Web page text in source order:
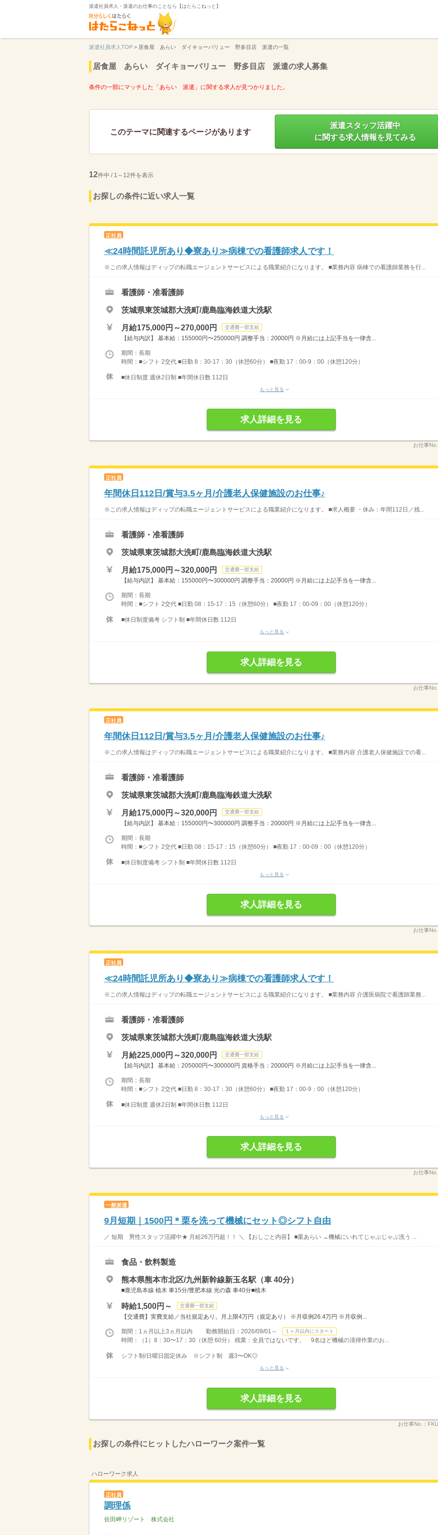
派遣社員求人・派遣のお仕事のことなら【はたらこねっと】
派遣社員求人TOP > 居食屋 あらい ダイキョーバリュー 野多目店 派遣の一覧
居食屋 あらい ダイキョーバリュー 野多目店 派遣の求人募集
条件の一部にマッチした「あらい 派遣」に関する求人が見つかりました。
このテーマに関連するページがあります
派遣スタッフ活躍中
に関する求人情報を見てみる
12件中 / 1～12件を表示
お探しの条件に近い求人一覧
正社員
≪24時間託児所あり◆寮あり≫病棟での看護師求人です！
※この求人情報はディップの転職エージェントサービスによる職業紹介になります。 ■業務内容 病棟での看護師業務を行...
看護師・准看護師
茨城県東茨城郡大洗町/鹿島臨海鉄道大洗駅
月給175,000円～270,000円 交通費一部支給
【給与内訳】 基本給：155000円〜250000円 調整手当：20000円 ※月給には上記手当を一律含...
期間：長期
時間：■シフト 2交代 ■日勤 8：30-17：30（休憩60分） ■夜勤 17：00-9：00（休憩120分）
■休日制度 週休2日制 ■年間休日数 112日
もっと見る
求人詳細を見る
お仕事No.
正社員
年間休日112日/賞与3.5ヶ月/介護老人保健施設のお仕事♪
※この求人情報はディップの転職エージェントサービスによる職業紹介になります。 ■求人概要 ・休み：年間112日／残...
看護師・准看護師
茨城県東茨城郡大洗町/鹿島臨海鉄道大洗駅
月給175,000円～320,000円 交通費一部支給
【給与内訳】 基本給：155000円〜300000円 調整手当：20000円 ※月給には上記手当を一律含...
期間：長期
時間：■シフト 2交代 ■日勤 08：15-17：15（休憩60分） ■夜勤 17：00-09：00（休憩120分）
■休日制度備考 シフト制 ■年間休日数 112日
もっと見る
求人詳細を見る
お仕事No.
正社員
年間休日112日/賞与3.5ヶ月/介護老人保健施設のお仕事♪
※この求人情報はディップの転職エージェントサービスによる職業紹介になります。 ■業務内容 介護老人保健施設での看...
看護師・准看護師
茨城県東茨城郡大洗町/鹿島臨海鉄道大洗駅
月給175,000円～320,000円 交通費一部支給
【給与内訳】 基本給：155000円〜300000円 調整手当：20000円 ※月給には上記手当を一律含...
期間：長期
時間：■シフト 2交代 ■日勤 08：15-17：15（休憩60分） ■夜勤 17：00-09：00（休憩120分）
■休日制度備考 シフト制 ■年間休日数 112日
もっと見る
求人詳細を見る
お仕事No.
正社員
≪24時間託児所あり◆寮あり≫病棟での看護師求人です！
※この求人情報はディップの転職エージェントサービスによる職業紹介になります。 ■業務内容 介護医病院で看護師業務...
看護師・准看護師
茨城県東茨城郡大洗町/鹿島臨海鉄道大洗駅
月給225,000円～320,000円 交通費一部支給
【給与内訳】 基本給：205000円〜300000円 資格手当：20000円 ※月給には上記手当を一律含...
期間：長期
時間：■シフト 2交代 ■日勤 8：30-17：30（休憩60分） ■夜勤 17：00-9：00（休憩120分）
■休日制度 週休2日制 ■年間休日数 112日
もっと見る
求人詳細を見る
お仕事No.
一般派遣
9月短期｜1500円＊栗を洗って機械にセット◎シフト自由
／ 短期 男性スタッフ活躍中★ 月給26万円超！！ ＼ 【おしごと内容】 ■栗あらい →機械にいれてじゃぶじゃぶ洗う ...
食品・飲料製造
熊本県熊本市北区/九州新幹線新玉名駅（車 40分）
■鹿児島本線 植木 車15分/豊肥本線 光の森 車40分■植木
時給1,500円～ 交通費一部支給
【交通費】実費支給／当社規定あり。月上限4万円（規定あり） ※月収例26.4万円 ※月収例...
期間：1ヵ月以上3ヵ月以内 勤務開始日：2026/09/01～ １ヶ月以内にスタート
時間：（1）8：30〜17：30（休憩 60分） 残業：全員ではないです。 9名ほど機械の清掃作業のお...
シフト制/日曜日固定休み ※シフト制 週3〜OK◎
もっと見る
求人詳細を見る
お仕事No.：
お探しの条件にヒットしたハローワーク案件一覧
ハローワーク求人
正社員
調理係
佐田岬リゾート 株式会社